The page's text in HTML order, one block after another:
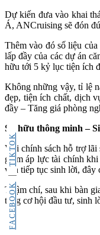
FACEBOOK
TIKTOK
Dự kiến đưa vào khai
Á, ANCruising sẽ đón
Thêm vào đó số liệu
lấp đầy của các dự án
hữu tới 5 kỷ lục tiện ích
Không những vậy, tỉ lệ
đẹp, tiện ích chất, dịch
đầy – Tăng giá phòng
Sở hữu thông minh –
Với chính sách hỗ trợ lãi
giảm áp lực tài chính
vẫn tiếp tục sinh lời, đây
Thậm chí, sau khi bàn
tăng cơ hội đầu tư, sinh